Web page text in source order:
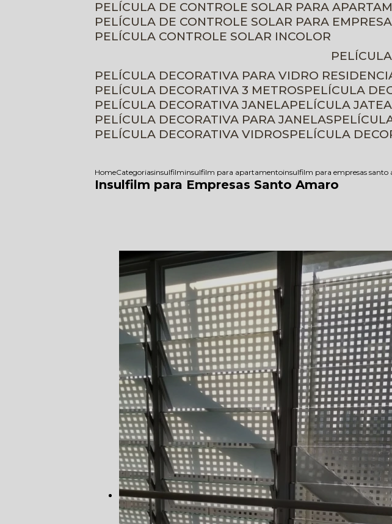
PELÍCULA DE CONTROLE SOLAR PARA
PELÍCULA DE CONTROLE SOLAR PARA
PELÍCULA CONTROLE SOLAR INCOLOR
PELÍCULA DECORATIVA PARA VIDRO
PELÍCULA DECORATIVA 3 METROS
PELÍCULA
PELÍCULA DECORATIVA JANELA
PELÍCULA
PELÍCULA DECORATIVA PARA JANELAS
PELÍCULA DECORATIVA VIDROS
PELÍCULA
HomeCategoriasinsulfilminsulfilm para apartamentoinsulfilm para empresas santo
Insulfilm para Empresas Santo Amaro